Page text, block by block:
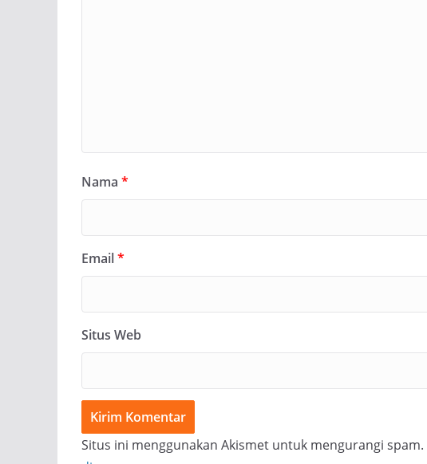
Nama *
Email*
Situs Web
Situs ini menggunakan Akismet untuk mengurangi spam.